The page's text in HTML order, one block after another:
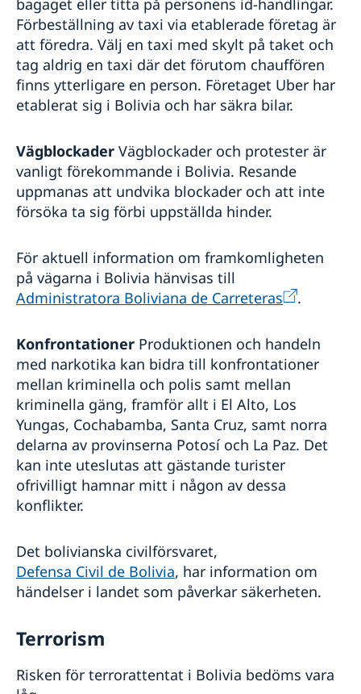
bagaget eller titta på personens id-handlingar.
Förbeställning av taxi via etablerade företag är
att föredra. Välj en taxi med skylt på taket och
tag aldrig en taxi där det förutom chauffören
finns ytterligare en person. Företaget Uber har
etablerat sig i Bolivia och har säkra bilar.
Vägblockader Vägblockader och protester är
vanligt förekommande i Bolivia. Resande
uppmanas att undvika blockader och att inte
försöka ta sig förbi uppställda hinder.
För aktuell information om framkomligheten
på vägarna i Bolivia hänvisas till
Administratora Boliviana de Carreteras
.
Konfrontationer Produktionen och handeln
med narkotika kan bidra till konfrontationer
mellan kriminella och polis samt mellan
kriminella gäng, framför allt i El Alto, Los
Yungas, Cochabamba, Santa Cruz, samt norra
delarna av provinserna Potosí och La Paz. Det
kan inte uteslutas att gästande turister
ofrivilligt hamnar mitt i någon av dessa
konflikter.
Det bolivianska civilförsvaret,
Defensa Civil de Bolivia, har information om
händelser i landet som påverkar säkerheten.
Terrorism
Risken för terrorattentat i Bolivia bedöms vara